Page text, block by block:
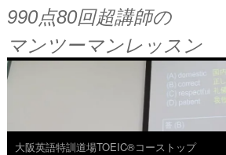
990点80回超講師の
マンツーマンレッスン
コ
大阪英語特訓道場TOEIC®コーストップ